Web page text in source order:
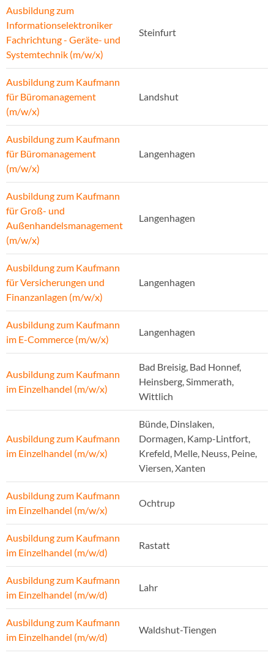
Ausbildung zum
Informationselektroniker
Fachrichtung - Geräte- und
Systemtechnik (m/w/x)
Steinfurt
Ausbildung zum Kaufmann
für Büromanagement
(m/w/x)
Landshut
Ausbildung zum Kaufmann
für Büromanagement
(m/w/x)
Langenhagen
Ausbildung zum Kaufmann
für Groß- und
Außenhandelsmanagement
(m/w/x)
Langenhagen
Ausbildung zum Kaufmann
für Versicherungen und
Finanzanlagen (m/w/x)
Langenhagen
Ausbildung zum Kaufmann
im E-Commerce (m/w/x)
Langenhagen
Ausbildung zum Kaufmann
im Einzelhandel (m/w/x)
Bad Breisig, Bad Honnef,
Heinsberg, Simmerath,
Wittlich
Ausbildung zum Kaufmann
im Einzelhandel (m/w/x)
Bünde, Dinslaken,
Dormagen, Kamp-Lintfort,
Krefeld, Melle, Neuss, Peine,
Viersen, Xanten
Ausbildung zum Kaufmann
im Einzelhandel (m/w/x)
Ochtrup
Ausbildung zum Kaufmann
im Einzelhandel (m/w/d)
Rastatt
Ausbildung zum Kaufmann
im Einzelhandel (m/w/d)
Lahr
Ausbildung zum Kaufmann
im Einzelhandel (m/w/d)
Waldshut-Tiengen